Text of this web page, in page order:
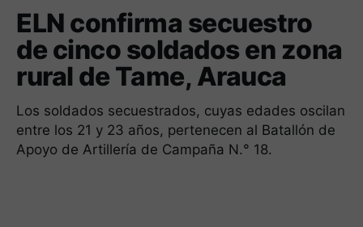
ELN confirma secuestro
de cinco soldados en zona
rural de Tame, Arauca
Los soldados secuestrados, cuyas edades oscilan
entre los 21 y 23 años, pertenecen al Batallón de
Apoyo de Artillería de Campaña N.° 18.